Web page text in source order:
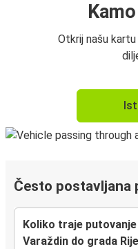
Otkrij našu
Često postavljana
Koliko traje
Varaždin do grada